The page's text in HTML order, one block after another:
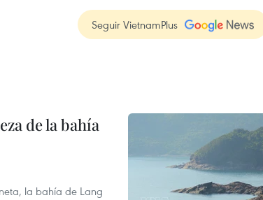
Seguir VietnamPlus
de la bahía
la bahía de Lang